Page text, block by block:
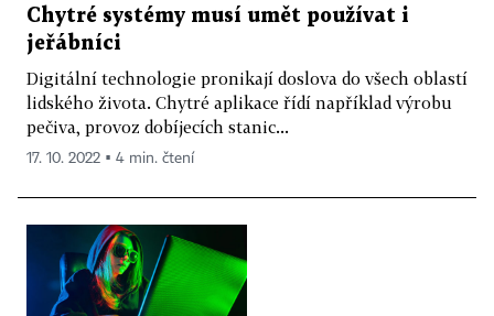
Chytré systémy musí umět používat i
jeřábníci
Digitální technologie pronikají doslova do všech oblastí
lidského života. Chytré aplikace řídí například výrobu
pečiva, provoz dobíjecích stanic...
17. 10. 2022 ▪ 4 min. čtení